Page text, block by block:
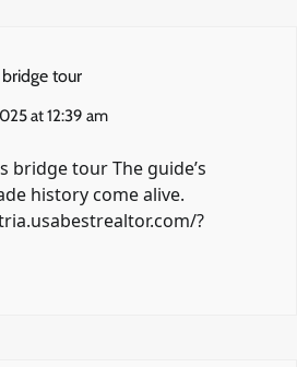
tour
at 12:39 am
bridge tour The guide’s
history come alive.
?